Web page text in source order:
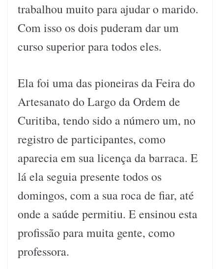
trabalhou muito para ajudar o marido.
Com isso os dois puderam dar um
curso superior para todos eles.
Ela foi uma das pioneiras da Feira do
Artesanato do Largo da Ordem de
Curitiba, tendo sido a número um, no
registro de participantes, como
aparecia em sua licença da barraca. E
lá ela seguia presente todos os
domingos, com a sua roca de fiar, até
onde a saúde permitiu. E ensinou esta
profissão para muita gente, como
professora.